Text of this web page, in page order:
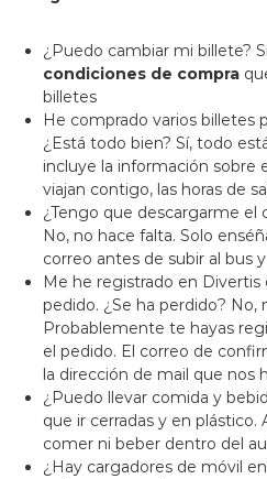
¿Puedo cambiar mi billete?
condiciones de compra
billetes
He comprado varios billetes
¿Está todo bien? Sí, todo
incluye la información sobre
viajan contigo, las horas de
¿Tengo que descargarme el
No, no hace falta. Solo
correo antes de subir al bus
Me he registrado en
pedido. ¿Se ha perdido? No,
Probablemente te hayas
el pedido. El correo de
la dirección de mail que nos
¿Puedo llevar comida y
que ir cerradas y en plástico.
comer ni beber dentro del
¿Hay cargadores de móvil